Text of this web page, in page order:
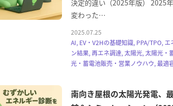
決定的違い（2025年版） 2025
変わった…
2025.07.25
AI, EV・V2Hの基礎知識, PPA/TPO,
ン結果, 再エネ調達, 太陽光, 太陽光
光・蓄電池販売・営業ノウハウ, 最適
南向き屋根の太陽光発電、